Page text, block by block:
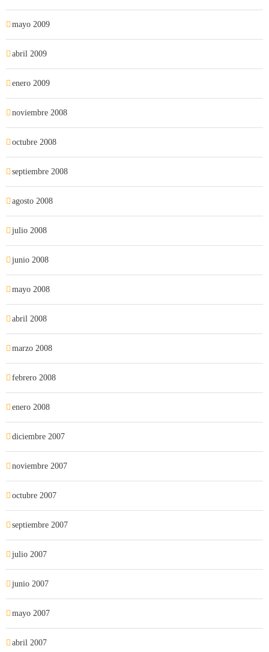
mayo 2009
abril 2009
enero 2009
noviembre 2008
octubre 2008
septiembre 2008
agosto 2008
julio 2008
junio 2008
mayo 2008
abril 2008
marzo 2008
febrero 2008
enero 2008
diciembre 2007
noviembre 2007
octubre 2007
septiembre 2007
julio 2007
junio 2007
mayo 2007
abril 2007